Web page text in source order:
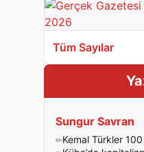
Tüm Sayılar
Sungur Savran
Kemal Türkler 100